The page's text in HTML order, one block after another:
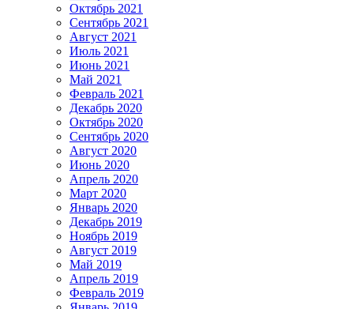
Октябрь 2021
Сентябрь 2021
Август 2021
Июль 2021
Июнь 2021
Май 2021
Февраль 2021
Декабрь 2020
Октябрь 2020
Сентябрь 2020
Август 2020
Июнь 2020
Апрель 2020
Март 2020
Январь 2020
Декабрь 2019
Ноябрь 2019
Август 2019
Май 2019
Апрель 2019
Февраль 2019